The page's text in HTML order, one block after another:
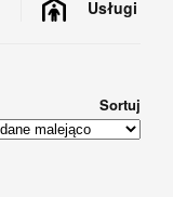
Usługi
Sortuj